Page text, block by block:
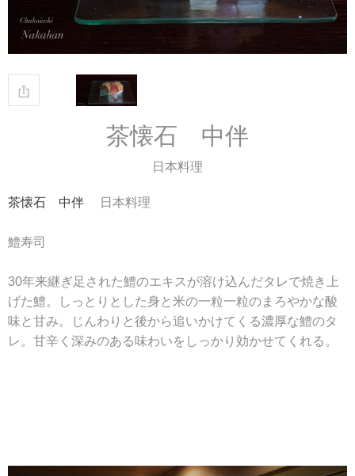
茶懐石 中伴
日本料理
茶懐石 中伴 日本料理
鱧寿司
30年来継ぎ足された鱧のエキスが溶け込んだタレで焼き上
げた鱧。しっとりとした身と米の一粒一粒のまろやかな酸
味と甘み。じんわりと後から追いかけてくる濃厚な鱧のタ
レ。甘辛く深みのある味わいをしっかり効かせてくれる。